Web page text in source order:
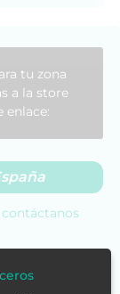
tu zona
a la store
enlace:
contáctanos